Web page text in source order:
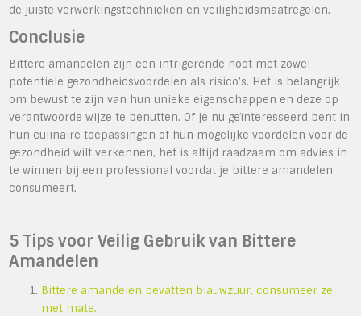
de juiste verwerkingstechnieken en veiligheidsmaatregelen.
Conclusie
Bittere amandelen zijn een intrigerende noot met zowel
potentiele gezondheidsvoordelen als risico’s. Het is belangrijk
om bewust te zijn van hun unieke eigenschappen en deze op
verantwoorde wijze te benutten. Of je nu geïnteresseerd bent in
hun culinaire toepassingen of hun mogelijke voordelen voor de
gezondheid wilt verkennen, het is altijd raadzaam om advies in
te winnen bij een professional voordat je bittere amandelen
consumeert.
5 Tips voor Veilig Gebruik van Bittere
Amandelen
Bittere amandelen bevatten blauwzuur, consumeer ze
met mate.